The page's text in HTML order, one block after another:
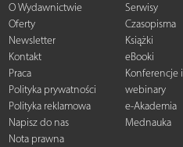
O Wydawnictwie
Oferty
Newsletter
Kontakt
Praca
Polityka prywatności
Polityka reklamowa
Napisz do nas
Nota prawna
Serwisy
Czasopisma
Książki
eBooki
Konferencje i
webinary
e-Akademia
Mednauka